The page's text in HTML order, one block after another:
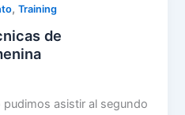
,Training
de
asistir al segundo